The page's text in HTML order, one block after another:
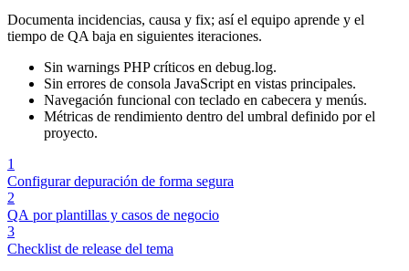
Documenta incidencias, causa y fix; así el equipo aprende y el
tiempo de QA baja en siguientes iteraciones.
Sin warnings PHP críticos en debug.log.
Sin errores de consola JavaScript en vistas principales.
Navegación funcional con teclado en cabecera y menús.
Métricas de rendimiento dentro del umbral definido por el
proyecto.
1
Configurar depuración de forma segura
2
QA por plantillas y casos de negocio
3
Checklist de release del tema